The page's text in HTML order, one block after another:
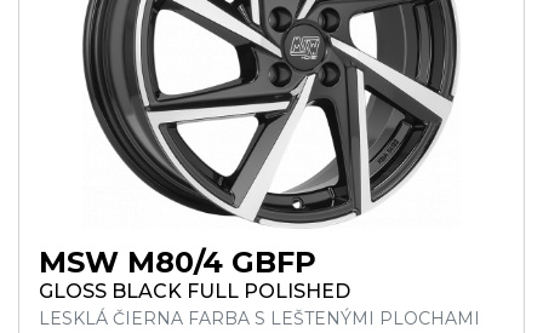
MSW M80/4 GBFP
GLOSS BLACK FULL POLISHED
LESKLÁ ČIERNA FARBA S LEŠTENÝMI PLOCHAMI